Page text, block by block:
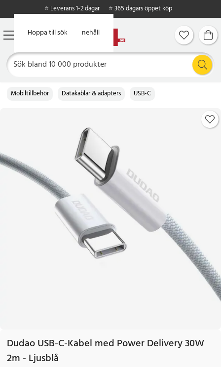
Hoppa till huvudinnehåll
Hoppa till sök
⭐ Leverans 1-2 dagar ⭐ 365 dagars öppet köp
Mobiltillbehör Datakablar & adapters USB-C
Dudao USB-C-Kabel med Power Delivery 30W
2m - Ljusblå